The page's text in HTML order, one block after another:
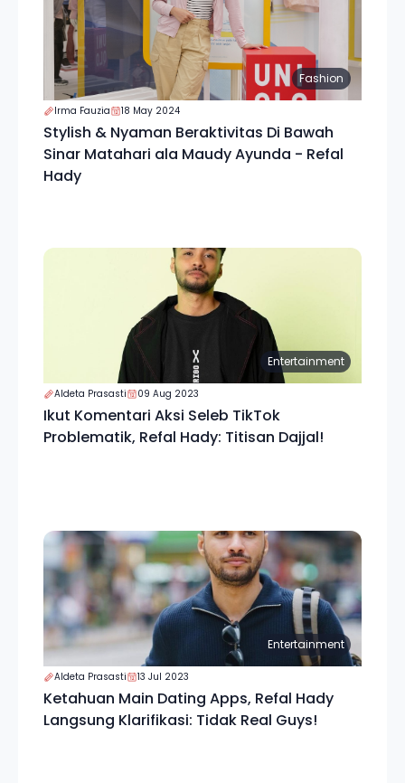
Fashion
Irma Fauzia 18 May 2024
Stylish & Nyaman Beraktivitas Di Bawah
Sinar Matahari ala Maudy Ayunda - Refal
Hady
Entertainment
Aldeta Prasasti 09 Aug 2023
Ikut Komentari Aksi Seleb TikTok
Problematik, Refal Hady: Titisan Dajjal!
Entertainment
Aldeta Prasasti 13 Jul 2023
Ketahuan Main Dating Apps, Refal Hady
Langsung Klarifikasi: Tidak Real Guys!